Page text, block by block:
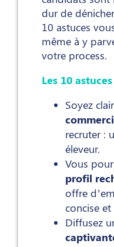
dur de
10 astuces
même à y
votre process.
Les 10
Soyez
recruter :
éleveur.
Vous
profil
offre
concise et
Diffusez